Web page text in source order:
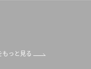
もっと見る